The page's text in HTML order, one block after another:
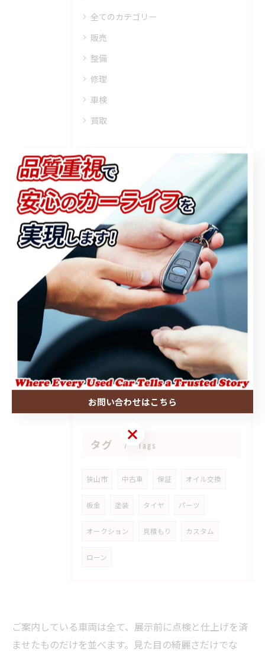
全てのカテゴリー
販売
整備
修理
車検
買取
最近の投稿 Recent Posts
2026/07/15
新型セレナ 持ち込みパーツ取り付け御依頼誠にありがとうござい...
2026/07/07
2026/06/28
トヨタ エスクァイア 御納車させていただきました🤝
タグ Tags
狭山市 中古車 保証 オイル交換
板金 塗装 タイヤ パーツ
オークション 見積もり カスタム
ローン
ご案内している車両は全て、展示前に点検と仕上げを済
ませたものだけを並べます。見た目の綺麗さだけでな
お問い合わせはこちら
お問い合わせはこちら